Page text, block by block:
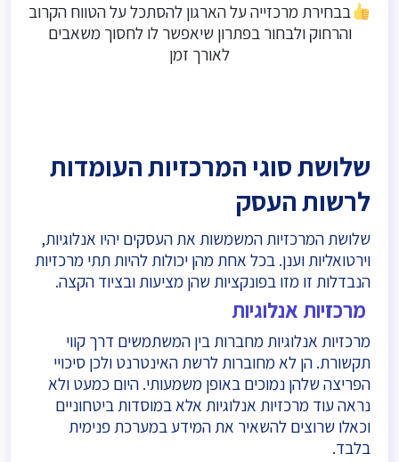
בבחירת מרכזייה על הארגון להסתכל על הטווח הקרוב
והרחוק ולבחור בפתרון שיאפשר לו לחסוך משאבים
לאורך זמן
שלושת סוגי המרכזיות העומדות
לרשות העסק
שלושת המרכזיות המשמשות את העסקים יהיו אנלוגיות,
וירטואליות וענן. בכל אחת מהן יכולות להיות תתי מרכזיות
הנבדלות זו מזו בפונקציות שהן מציעות ובציוד הקצה.
מרכזיות אנלוגיות
מרכזיות אנלוגיות מחברות בין המשתמשים דרך קווי
תקשורת. הן לא מחוברות לרשת האינטרנט ולכן סיכויי
הפריצה שלהן נמוכים באופן משמעותי. היום כמעט ולא
נראה עוד מרכזיות אנלוגיות אלא במוסדות ביטחוניים
וכאלו שרוצים להשאיר את המידע במערכת פנימית
בלבד.